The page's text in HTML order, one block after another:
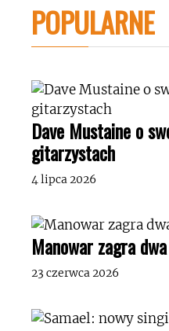
POPULARNE
Dave Mustaine o
gitarzystach
4 lipca 2026
Manowar zagra
23 czerwca 2026